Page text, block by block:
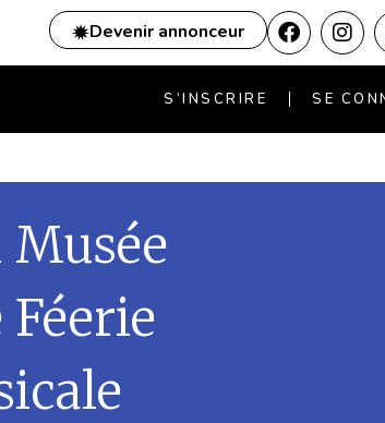
Devenir annonceur
S’INSCRIRE SE